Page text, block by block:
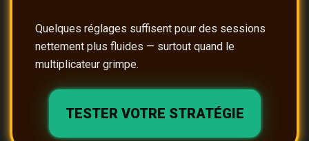
Quelques réglages suffisent pour des sessions
nettement plus fluides — surtout quand le
multiplicateur grimpe.
TESTER VOTRE STRATÉGIE